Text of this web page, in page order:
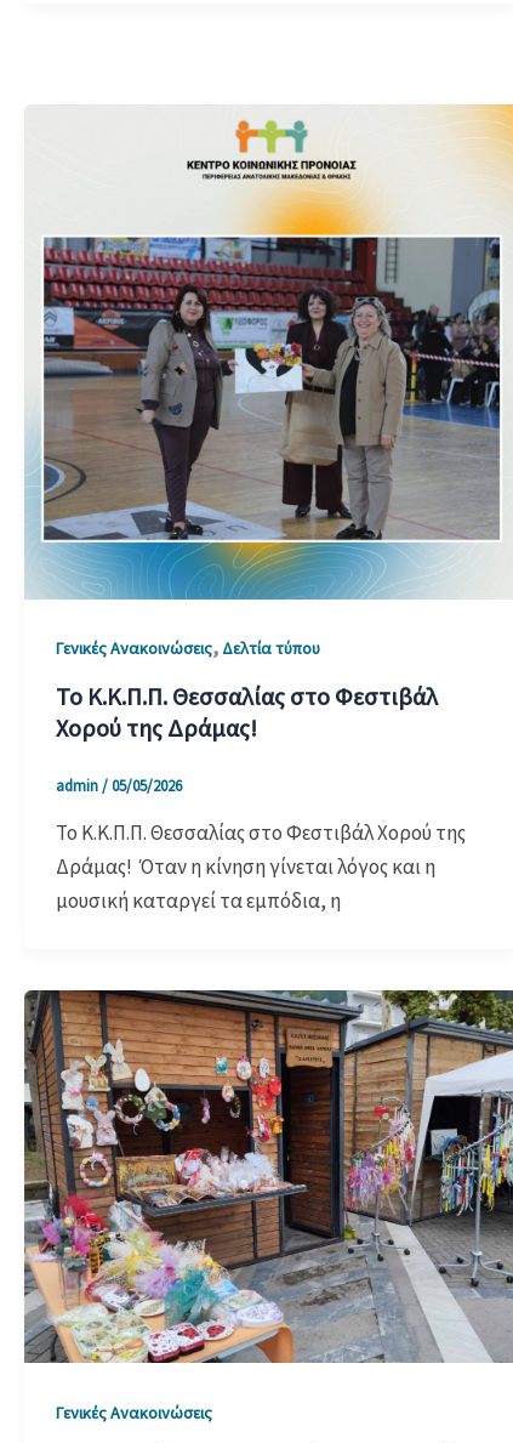
Γενικές Ανακοινώσεις, Δελτία τύπου
Το Κ.Κ.Π.Π. Θεσσαλίας στο Φεστιβάλ
Χορού της Δράμας!
admin/05/05/2026
Το Κ.Κ.Π.Π. Θεσσαλίας στο Φεστιβάλ Χορού της
Δράμας! Όταν η κίνηση γίνεται λόγος και η
μουσική καταργεί τα εμπόδια, η
Γενικές Ανακοινώσεις